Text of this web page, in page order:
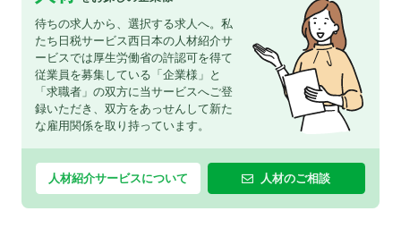
待ちの求人から、選択する求人へ。私
たち日税サービス西日本の人材紹介サ
ービスでは厚生労働省の許認可を得て
従業員を募集している「企業様」と
「求職者」の双方に当サービスへご登
録いただき、双方をあっせんして新た
な雇用関係を取り持っています。
人材紹介サービスについて 人材のご相談